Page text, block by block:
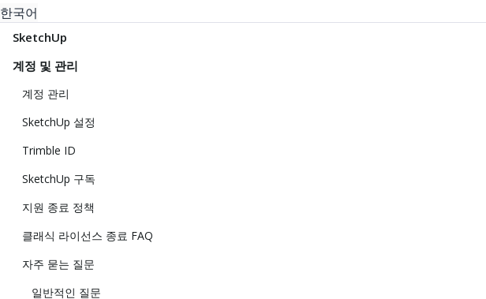
한국어
SketchUp
계정 및 관리
계정 관리
SketchUp 설정
Trimble ID
SketchUp 구독
지원 종료 정책
클래식 라이선스 종료 FAQ
자주 묻는 질문
일반적인 질문